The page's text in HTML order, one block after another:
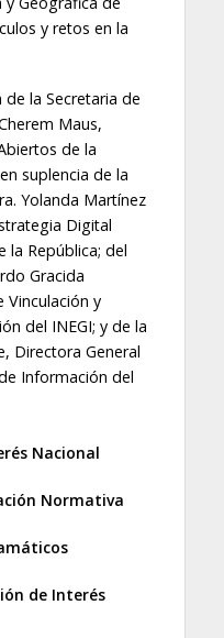
y retos en la
la Secretaria de
Maus,
de la
suplencia de la
Yolanda Martínez
Digital
la República; del
Gracida
Vinculación y
del INEGI; y de la
Directora General
Información del
Nacional
Normativa
de Interés